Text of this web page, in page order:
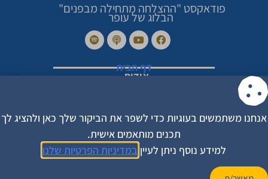
פודאקסט "ההצלחה מתחילה מבפנים"
הבלוג של עופר
דף הבית
אודות
הצהרת נגישות
תקנון האתר
עקבו אחריי בפייסבוק
אנחנו משתמשים בעוגיות כדי לשפר את הביקור שלך כאן ולהציג לך
תכנים מותאמים אישית.
למידע נוסף ניתן לעיין במדיניות הפרטיות שלנו